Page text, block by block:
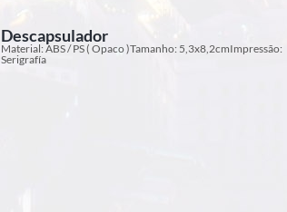
Descapsulador
Material: ABS / PS ( Opaco )Tamanho: 5,3x8,2cmImpressão:
Serigrafía